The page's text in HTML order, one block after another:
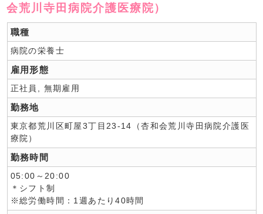
会荒川寺田病院介護医療院）
職種
病院の栄養士
雇用形態
正社員, 無期雇用
勤務地
東京都荒川区町屋3丁目23-14（杏和会荒川寺田病院介護医
療院）
勤務時間
05:00～20:00
＊シフト制
※総労働時間：1週あたり40時間